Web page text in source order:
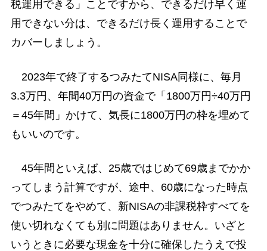
税運用できる」ことですから、できるだけ早く運
用できない分は、できるだけ長く運用することで
カバーしましょう。
2023年で終了するつみたてNISA同様に、毎月
3.3万円、年間40万円の資金で「1800万円÷40万円
＝45年間」かけて、気長に1800万円の枠を埋めて
もいいのです。
45年間といえば、25歳ではじめて69歳までかか
ってしまう計算ですが、途中、60歳になった時点
でつみたてをやめて、新NISAの非課税枠すべてを
使い切れなくても別に問題はありません。いざと
いうときに必要な現金を十分に確保したうえで投